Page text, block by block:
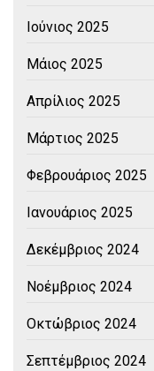
Ιούνιος 2025
Μάιος 2025
Απρίλιος 2025
Μάρτιος 2025
Φεβρουάριος 2025
Ιανουάριος 2025
Δεκέμβριος 2024
Νοέμβριος 2024
Οκτώβριος 2024
Σεπτέμβριος 2024